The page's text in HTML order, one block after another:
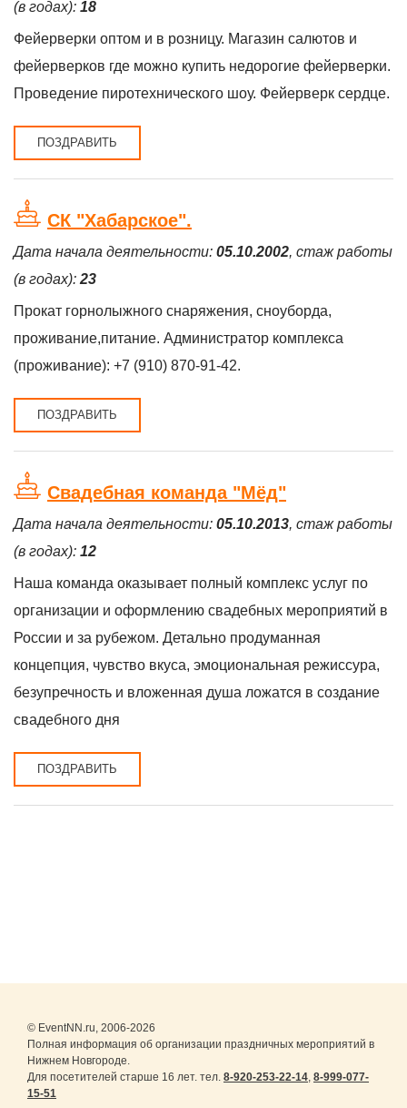
(в годах): 18
Фейерверки оптом и в розницу. Магазин салютов и
фейерверков где можно купить недорогие фейерверки.
Проведение пиротехнического шоу. Фейерверк сердце.
ПОЗДРАВИТЬ
СК "Хабарское".
Дата начала деятельности: 05.10.2002, стаж работы
(в годах): 23
Прокат горнолыжного снаряжения, сноуборда,
проживание,питание. Администратор комплекса
(проживание): +7 (910) 870-91-42.
ПОЗДРАВИТЬ
Свадебная команда "Мёд"
Дата начала деятельности: 05.10.2013, стаж работы
(в годах): 12
Наша команда оказывает полный комплекс услуг по
организации и оформлению свадебных мероприятий в
России и за рубежом. Детально продуманная
концепция, чувство вкуса, эмоциональная режиссура,
безупречность и вложенная душа ложатся в создание
свадебного дня
ПОЗДРАВИТЬ
© EventNN.ru, 2006-2026
Полная информация об организации праздничных мероприятий в
Нижнем Новгороде.
Для посетителей старше 16 лет. тел. 8-920-253-22-14, 8-999-077-
15-51